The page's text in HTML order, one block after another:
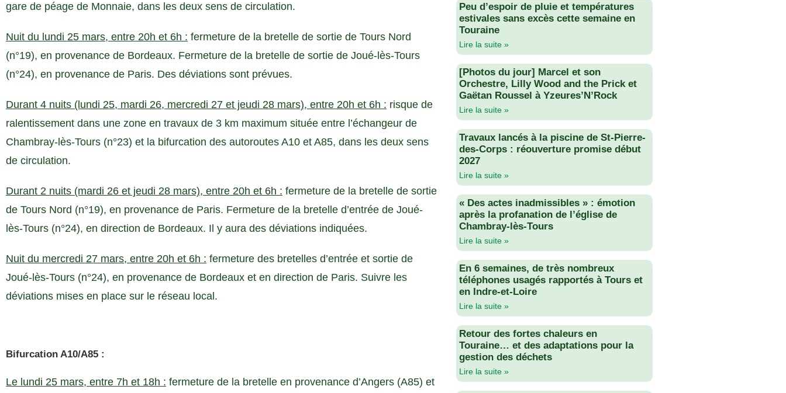
gare de péage de Monnaie, dans les deux sens de circulation.
Nuit du lundi 25 mars, entre 20h et 6h : fermeture de la bretelle de sortie de Tours Nord
(n°19), en provenance de Bordeaux. Fermeture de la bretelle de sortie de Joué-lès-Tours
(n°24), en provenance de Paris. Des déviations sont prévues.
Durant 4 nuits (lundi 25, mardi 26, mercredi 27 et jeudi 28 mars), entre 20h et 6h : risque de
ralentissement dans une zone en travaux de 3 km maximum située entre l’échangeur de
Chambray-lès-Tours (n°23) et la bifurcation des autoroutes A10 et A85, dans les deux sens
de circulation.
Durant 2 nuits (mardi 26 et jeudi 28 mars), entre 20h et 6h : fermeture de la bretelle de sortie
de Tours Nord (n°19), en provenance de Paris. Fermeture de la bretelle d’entrée de Joué-
lès-Tours (n°24), en direction de Bordeaux. Il y aura des déviations indiquées.
Nuit du mercredi 27 mars, entre 20h et 6h : fermeture des bretelles d’entrée et sortie de
Joué-lès-Tours (n°24), en provenance de Bordeaux et en direction de Paris. Suivre les
déviations mises en place sur le réseau local.
Bifurcation A10/A85 :
Le lundi 25 mars, entre 7h et 18h : fermeture de la bretelle en provenance d’Angers (A85) et
Peu d’espoir de pluie et températures
estivales sans excès cette semaine en
Touraine
Lire la suite »
[Photos du jour] Marcel et son
Orchestre, Lilly Wood and the Prick et
Gaëtan Roussel à Yzeures’N’Rock
Lire la suite »
Travaux lancés à la piscine de St-Pierre-
des-Corps : réouverture promise début
2027
Lire la suite »
« Des actes inadmissibles » : émotion
après la profanation de l’église de
Chambray-lès-Tours
Lire la suite »
En 6 semaines, de très nombreux
téléphones usagés rapportés à Tours et
en Indre-et-Loire
Lire la suite »
Retour des fortes chaleurs en
Touraine… et des adaptations pour la
gestion des déchets
Lire la suite »